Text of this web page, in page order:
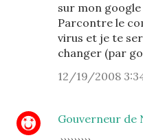
sur mon
Parcontre le
virus et je te
changer (par
12/19/2008
Gouverneur de